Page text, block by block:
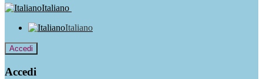
Italiano
Italiano
Accedi
Accedi